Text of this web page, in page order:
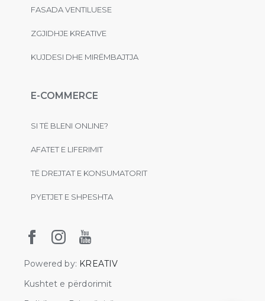
FASADA VENTILUESE
ZGJIDHJE KREATIVE
KUJDESI DHE MIRËMBAJTJA
E-COMMERCE
SI TË BLENI ONLINE?
AFATET E LIFERIMIT
TË DREJTAT E KONSUMATORIT
PYETJET E SHPESHTA
Powered by: KREATIV
Kushtet e përdorimit